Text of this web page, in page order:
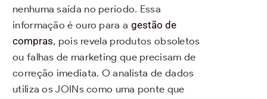
nenhuma saída no período. Essa
informação é ouro para a gestão de
compras, pois revela produtos obsoletos
ou falhas de marketing que precisam de
correção imediata. O analista de dados
utiliza os JOINs como uma ponte que